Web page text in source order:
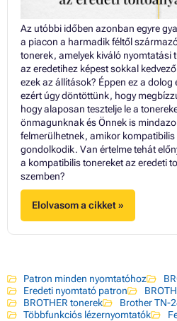
Az utóbbi időben azonban egyre
a piacon a harmadik féltől
tonerek, amelyek kiváló
az eredetihez képest sokkal
ezek az állítások? Éppen ez a dolog
ezért úgy döntöttünk, hogy
hogy alaposan tesztelje le a
önmagunknak és Önnek is
felmerülhetnek, amikor
gondolkodik. Van értelme tehát
a kompatibilis tonereket az eredeti
szemben?
Elolvasom a cikket »
Patron minden nyomtatóhoz
Eredeti nyomtató patron
BROTHER tonerek
Brother TN-
Többfunkciós lézernyomtatók